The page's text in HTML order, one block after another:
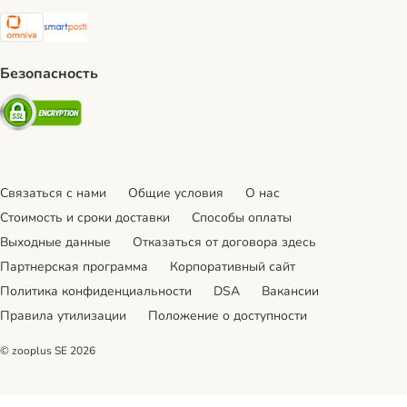
Omniva Shipping Method
SmartPosti Shipping Method
Безопасность
Security
Связаться с нами Общие условия
О нас
Стоимость и сроки доставки
Cпособы оплаты
Выходные данные
Отказаться от договора здесь
Партнерская программа
Корпоративный сайт
Политика конфиденциальности
DSA
Вакансии
Правила утилизации
Положение о доступности
© zooplus SE 2026